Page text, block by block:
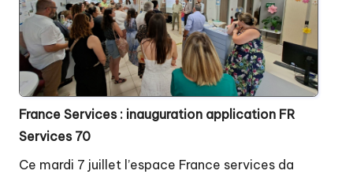
France Services : inauguration application FR
Services 70
Ce mardi 7 juillet l’espace France services da